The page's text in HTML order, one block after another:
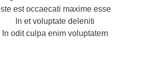
Iste est occaecati maxime esse
In et voluptate deleniti
In odit culpa enim voluptatem